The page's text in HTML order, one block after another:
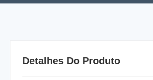
Detalhes Do Produto